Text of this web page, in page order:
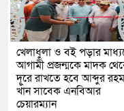
খেলাধুলা ও বই পড়ার
আগামী প্রজন্মকে মাদক
দূরে রাখতে হবে আব্দুর
খাঁন সাবেক এনবিআর
চেয়ারম্যান